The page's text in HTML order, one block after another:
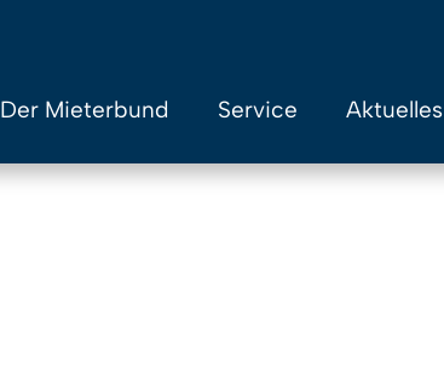
Der Mieterbund Service Aktuelles